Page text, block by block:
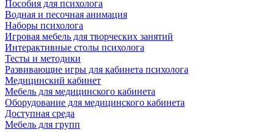
Пособия для психолога
Водная и песочная анимация
Наборы психолога
Игровая мебель для творческих занятий
Интерактивные столы психолога
Тесты и методики
Развивающие игры для кабинета психолога
Медицинский кабинет
Мебель для медицинского кабинета
Оборудование для медицинского кабинета
Доступная среда
Мебель для групп